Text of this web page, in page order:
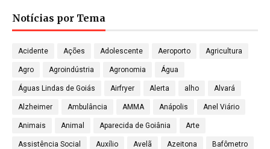
Notícias por Tema
Acidente Ações Adolescente Aeroporto Agricultura
Agro Agroindústria Agronomia Água
Águas Lindas de Goiás Airfryer Alerta alho Alvará
Alzheimer Ambulância AMMA Anápolis Anel Viário
Animais Animal Aparecida de Goiânia Arte
Assistência Social Auxílio Avelã Azeitona Bafômetro